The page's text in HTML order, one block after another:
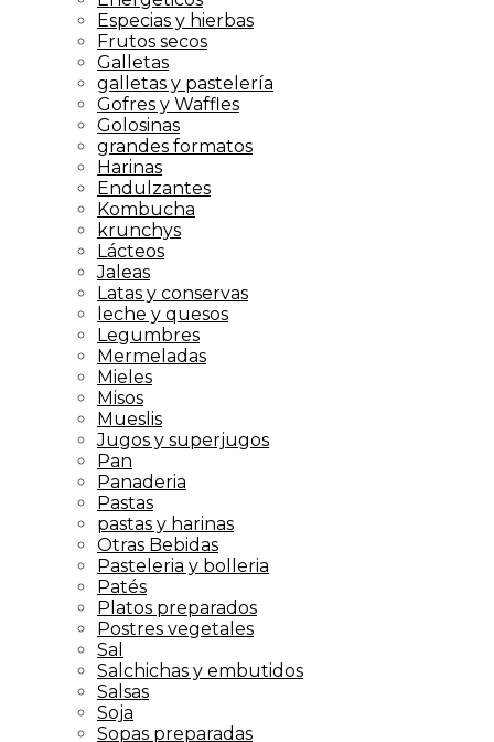
Especias y hierbas
Frutos secos
Galletas
galletas y pastelería
Gofres y Waffles
Golosinas
grandes formatos
Harinas
Endulzantes
Kombucha
krunchys
Lácteos
Jaleas
Latas y conservas
leche y quesos
Legumbres
Mermeladas
Mieles
Misos
Mueslis
Jugos y superjugos
Pan
Panaderia
Pastas
pastas y harinas
Otras Bebidas
Pasteleria y bolleria
Patés
Platos preparados
Postres vegetales
Sal
Salchichas y embutidos
Salsas
Soja
Sopas preparadas